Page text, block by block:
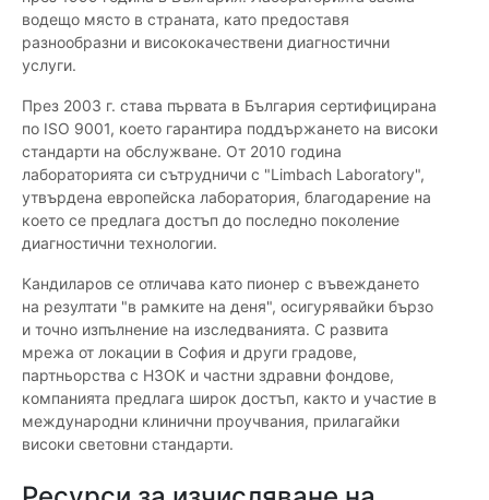
водещо място в страната, като предоставя
разнообразни и висококачествени диагностични
услуги.
През 2003 г. става първата в България сертифицирана
по ISO 9001, което гарантира поддържането на високи
стандарти на обслужване. От 2010 година
лабораторията си сътрудничи с "Limbach Laboratory",
утвърдена европейска лаборатория, благодарение на
което се предлага достъп до последно поколение
диагностични технологии.
Кандиларов се отличава като пионер с въвеждането
на резултати "в рамките на деня", осигурявайки бързо
и точно изпълнение на изследванията. С развита
мрежа от локации в София и други градове,
партньорства с НЗОК и частни здравни фондове,
компанията предлага широк достъп, както и участие в
международни клинични проучвания, прилагайки
високи световни стандарти.